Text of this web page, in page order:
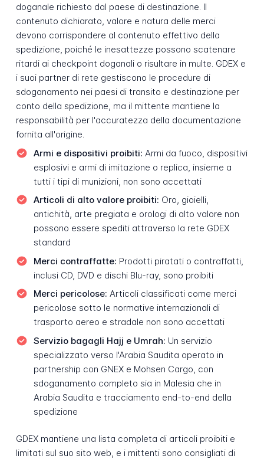
doganale richiesto dal paese di destinazione. Il
contenuto dichiarato, valore e natura delle merci
devono corrispondere al contenuto effettivo della
spedizione, poiché le inesattezze possono scatenare
ritardi ai checkpoint doganali o risultare in multe. GDEX e
i suoi partner di rete gestiscono le procedure di
sdoganamento nei paesi di transito e destinazione per
conto della spedizione, ma il mittente mantiene la
responsabilità per l'accuratezza della documentazione
fornita all'origine.
Armi e dispositivi proibiti: Armi da fuoco, dispositivi
esplosivi e armi di imitazione o replica, insieme a
tutti i tipi di munizioni, non sono accettati
Articoli di alto valore proibiti: Oro, gioielli,
antichità, arte pregiata e orologi di alto valore non
possono essere spediti attraverso la rete GDEX
standard
Merci contraffatte: Prodotti piratati o contraffatti,
inclusi CD, DVD e dischi Blu-ray, sono proibiti
Merci pericolose: Articoli classificati come merci
pericolose sotto le normative internazionali di
trasporto aereo e stradale non sono accettati
Servizio bagagli Hajj e Umrah: Un servizio
specializzato verso l'Arabia Saudita operato in
partnership con GNEX e Mohsen Cargo, con
sdoganamento completo sia in Malesia che in
Arabia Saudita e tracciamento end-to-end della
spedizione
GDEX mantiene una lista completa di articoli proibiti e
limitati sul suo sito web, e i mittenti sono consigliati di